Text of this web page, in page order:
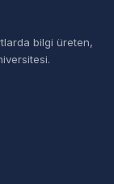
bilgi üreten,